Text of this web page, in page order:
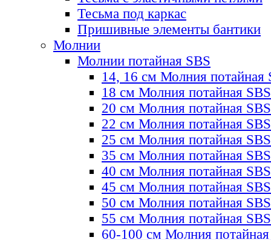
Тесьма под каркас
Пришивные элементы бантики
Молнии
Молнии потайная SBS
14, 16 см Молния потайная
18 см Молния потайная SBS
20 см Молния потайная SBS
22 см Молния потайная SBS
25 см Молния потайная SBS
35 см Молния потайная SBS
40 см Молния потайная SBS
45 см Молния потайная SBS
50 см Молния потайная SBS
55 см Молния потайная SBS
60-100 см Молния